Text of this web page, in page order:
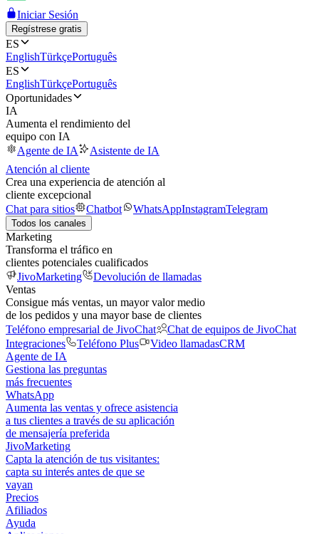
Iniciar Sesión
Regístrese gratis
ES
EnglishTürkçePortuguês
ES
EnglishTürkçePortuguês
Oportunidades
IA
Aumenta el rendimiento del
equipo con IA
Agente de IA
Asistente de IA
Atención al cliente
Crea una experiencia de atención al
cliente excepcional
Chat para sitios
Chatbot WhatsAppInstagramTelegram
Todos los canales
Marketing
Transforma el tráfico en
clientes potenciales cualificados
JivoMarketing
Devolución de llamadas
Ventas
Consigue más ventas, un mayor valor medio
de los pedidos y una mayor base de clientes
Teléfono empresarial de JivoChat
Chat de equipos de JivoChat
Integraciones
Teléfono Plus Video llamadasCRM
Agente de IA
Gestiona las preguntas
más frecuentes
WhatsApp
Aumenta las ventas y ofrece asistencia
a tus clientes a través de su aplicación
de mensajería preferida
JivoMarketing
Capta la atención de tus visitantes:
capta su interés antes de que se
vayan
Precios
Afiliados
Ayuda